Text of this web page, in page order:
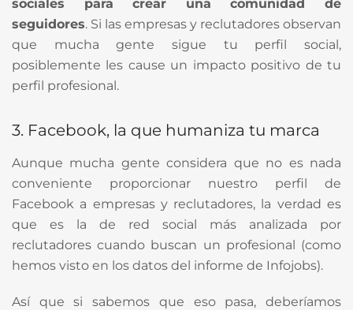
sociales para crear una comunidad de
seguidores. Si las empresas y reclutadores observan
que mucha gente sigue tu perfil social,
posiblemente les cause un impacto positivo de tu
perfil profesional.
3. Facebook, la que humaniza tu marca
Aunque mucha gente considera que no es nada
conveniente proporcionar nuestro perfil de
Facebook a empresas y reclutadores, la verdad es
que es la de red social más analizada por
reclutadores cuando buscan un profesional (como
hemos visto en los datos del informe de Infojobs).
Así que si sabemos que eso pasa, deberíamos